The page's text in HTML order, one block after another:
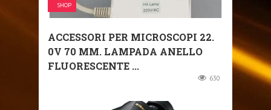
SHOP
ACCESSORI PER MICROSCOPI 22.
0V 70 MM. LAMPADA ANELLO
FLUORESCENTE ...
630